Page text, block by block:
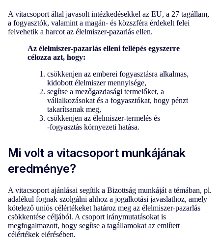
A vitacsoport által javasolt intézkedésekkel az EU, a 27 tagállam,
a fogyasztók, valamint a magán- és közszféra érdekelt felei
felvehetik a harcot az élelmiszer-pazarlás ellen.
Az élelmiszer-pazarlás elleni fellépés egyszerre
célozza azt, hogy:
csökkenjen az emberei fogyasztásra alkalmas,
kidobott élelmiszer mennyisége,
segítse a mezőgazdasági termelőket, a
vállalkozásokat és a fogyasztókat, hogy pénzt
takarítsanak meg,
csökkenjen az élelmiszer-termelés és
-fogyasztás környezeti hatása.
Mi volt a vitacsoport munkájának
eredménye?
A vitacsoport ajánlásai segítik a Bizottság munkáját a témában, pl.
adalékul fognak szolgálni ahhoz a jogalkotási javaslathoz, amely
kötelező uniós célértékeket határoz meg az élelmiszer-pazarlás
csökkentése céljából. A csoport iránymutatásokat is
megfogalmazott, hogy segítse a tagállamokat az említett
célértékek elérésében.